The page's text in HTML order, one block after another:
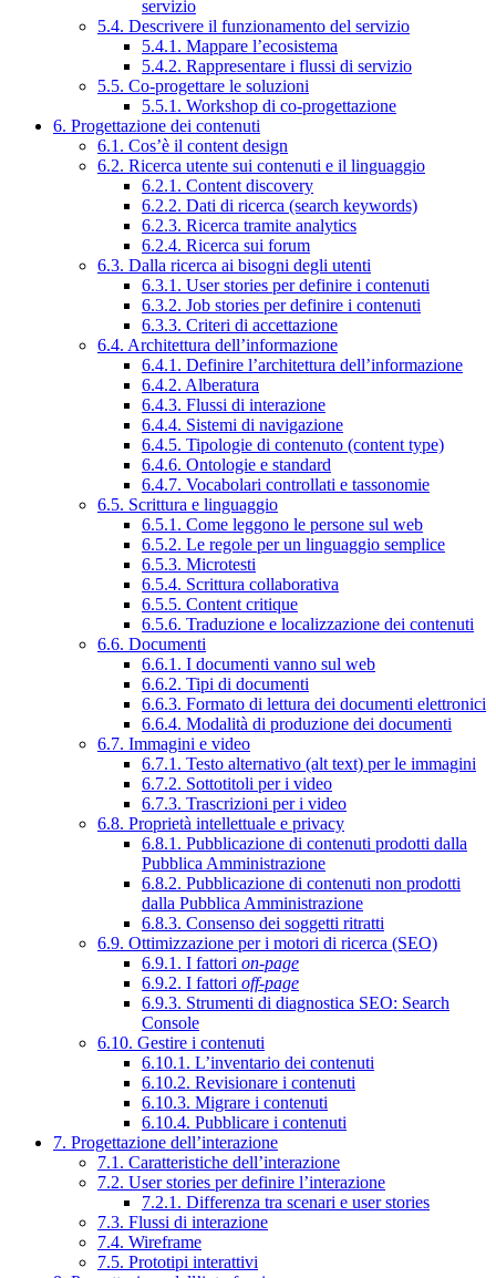
servizio
5.4. Descrivere il funzionamento del servizio
5.4.1. Mappare l’ecosistema
5.4.2. Rappresentare i flussi di servizio
5.5. Co-progettare le soluzioni
5.5.1. Workshop di co-progettazione
6. Progettazione dei contenuti
6.1. Cos’è il content design
6.2. Ricerca utente sui contenuti e il linguaggio
6.2.1. Content discovery
6.2.2. Dati di ricerca (search keywords)
6.2.3. Ricerca tramite analytics
6.2.4. Ricerca sui forum
6.3. Dalla ricerca ai bisogni degli utenti
6.3.1. User stories per definire i contenuti
6.3.2. Job stories per definire i contenuti
6.3.3. Criteri di accettazione
6.4. Architettura dell’informazione
6.4.1. Definire l’architettura dell’informazione
6.4.2. Alberatura
6.4.3. Flussi di interazione
6.4.4. Sistemi di navigazione
6.4.5. Tipologie di contenuto (content type)
6.4.6. Ontologie e standard
6.4.7. Vocabolari controllati e tassonomie
6.5. Scrittura e linguaggio
6.5.1. Come leggono le persone sul web
6.5.2. Le regole per un linguaggio semplice
6.5.3. Microtesti
6.5.4. Scrittura collaborativa
6.5.5. Content critique
6.5.6. Traduzione e localizzazione dei contenuti
6.6. Documenti
6.6.1. I documenti vanno sul web
6.6.2. Tipi di documenti
6.6.3. Formato di lettura dei documenti elettronici
6.6.4. Modalità di produzione dei documenti
6.7. Immagini e video
6.7.1. Testo alternativo (alt text) per le immagini
6.7.2. Sottotitoli per i video
6.7.3. Trascrizioni per i video
6.8. Proprietà intellettuale e privacy
6.8.1. Pubblicazione di contenuti prodotti dalla
Pubblica Amministrazione
6.8.2. Pubblicazione di contenuti non prodotti
dalla Pubblica Amministrazione
6.8.3. Consenso dei soggetti ritratti
6.9. Ottimizzazione per i motori di ricerca (SEO)
6.9.1. I fattori on-page
6.9.2. I fattori off-page
6.9.3. Strumenti di diagnostica SEO: Search
Console
6.10. Gestire i contenuti
6.10.1. L’inventario dei contenuti
6.10.2. Revisionare i contenuti
6.10.3. Migrare i contenuti
6.10.4. Pubblicare i contenuti
7. Progettazione dell’interazione
7.1. Caratteristiche dell’interazione
7.2. User stories per definire l’interazione
7.2.1. Differenza tra scenari e user stories
7.3. Flussi di interazione
7.4. Wireframe
7.5. Prototipi interattivi